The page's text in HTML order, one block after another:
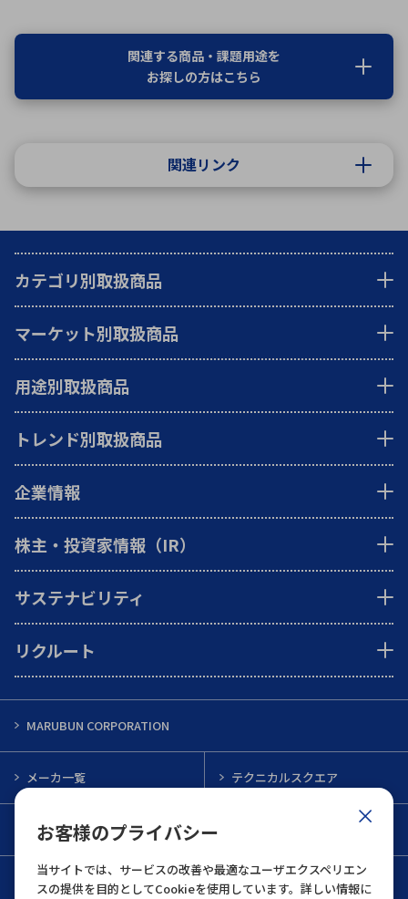
お客様のプライバシー
当サイトでは、サービスの改善や最適なユーザエクスペリエン
スの提供を目的としてCookieを使用しています。詳しい情報に
関連する商品・課題用途を
お探しの方はこちら
関連リンク
カテゴリ別取扱商品
マーケット別取扱商品
用途別取扱商品
トレンド別取扱商品
企業情報
株主・投資家情報（IR）
サステナビリティ
リクルート
MARUBUN CORPORATION
メーカ一覧 テクニカルスクエア
インフォメーション
お問い合わせ